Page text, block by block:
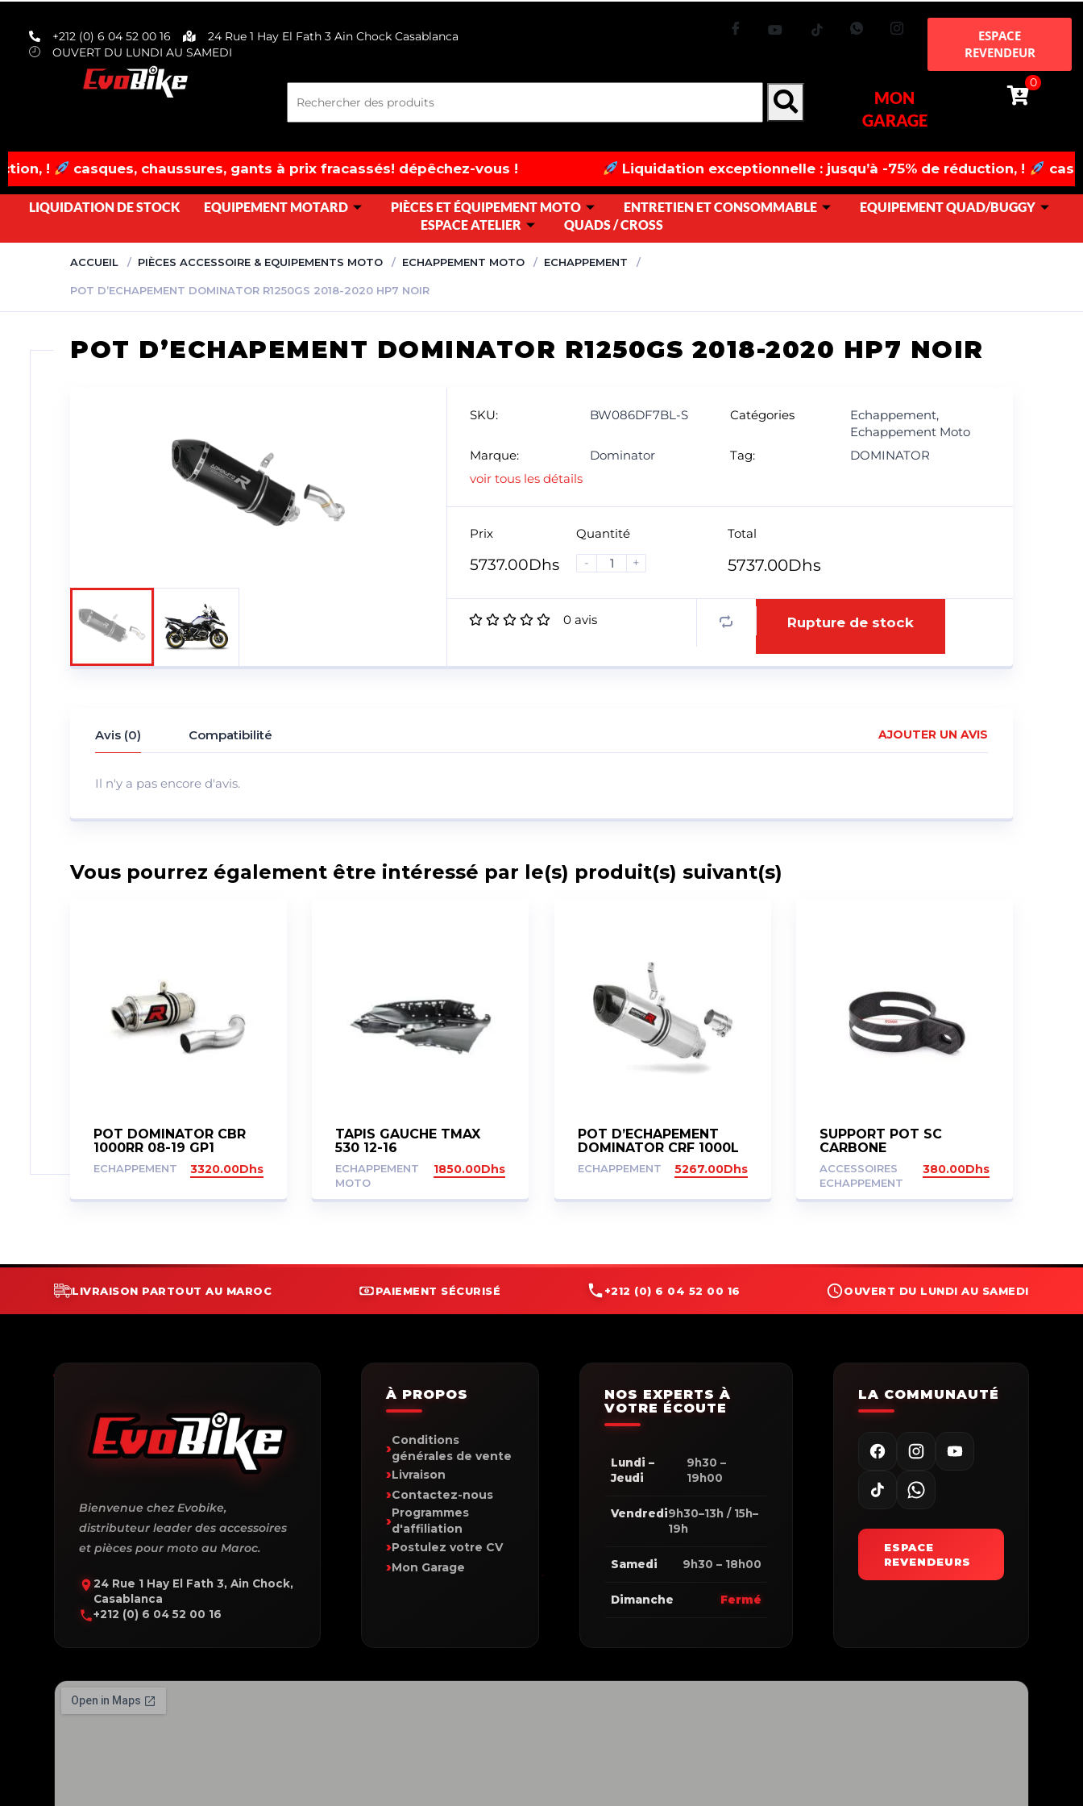
+212 (0) 6 04 52 00 16
24 Rue 1 Hay El Fath 3 Ain Chock Casablanca
OUVERT DU LUNDI AU SAMEDI
ESPACE
REVENDEUR
MON
GARAGE
0
chaussures, gants à prix fracassés! dépêchez-vous ! Liquidation exceptionnelle : jusqu’à -75% de réduction, ! casques,
LIQUIDATION DE STOCK EQUIPEMENT MOTARD PIÈCES ET ÉQUIPEMENT MOTO ENTRETIEN ET CONSOMMABLE
EQUIPEMENT QUAD/BUGGY
ESPACE ATELIER
QUADS / CROSS
ACCUEIL PIÈCES ACCESSOIRE & EQUIPEMENTS MOTO ECHAPPEMENT MOTO ECHAPPEMENT
POT D’ECHAPEMENT DOMINATOR R1250GS 2018-2020 HP7 NOIR
POT D’ECHAPEMENT DOMINATOR R1250GS 2018-2020 HP7 NOIR
SKU: BW086DF7BL-S Catégories Echappement,
Echappement Moto
Marque:
Dominator Tag:
DOMINATOR
voir tous les détails
Prix
5737.00Dhs
Quantité
-
+
Total
5737.00Dhs
0 avis Rupture de stock
Avis (0) Compatibilité AJOUTER UN AVIS
Il n'y a pas encore d'avis.
Vous pourrez également être intéressé par le(s) produit(s) suivant(s)
POT DOMINATOR CBR
1000RR 08-19 GP1
ECHAPPEMENT 3320.00Dhs
TAPIS GAUCHE TMAX
530 12-16
ECHAPPEMENT
MOTO
1850.00Dhs
POT D’ECHAPEMENT
DOMINATOR CRF 1000L
AFRICA TWIN 2016-2019
HP1
ECHAPPEMENT 5267.00Dhs
SUPPORT POT SC
CARBONE
ACCESSOIRES
ECHAPPEMENT
380.00Dhs
LIVRAISON PARTOUT AU MAROC PAIEMENT SÉCURISÉ +212 (0) 6 04 52 00 16 OUVERT DU LUNDI AU SAMEDI
Bienvenue chez Evobike,
distributeur leader des accessoires
et pièces pour moto au Maroc.
24 Rue 1 Hay El Fath 3, Ain Chock,
Casablanca
+212 (0) 6 04 52 00 16
À PROPOS
Conditions
générales de vente
Livraison
Contactez-nous
Programmes
d'affiliation
Postulez votre CV
Mon Garage
NOS EXPERTS À
VOTRE ÉCOUTE
Lundi –
Jeudi
9h30 –
19h00
Vendredi9h30–13h / 15h–
19h
Samedi 9h30 – 18h00
Dimanche Fermé
LA COMMUNAUTÉ
ESPACE
REVENDEURS